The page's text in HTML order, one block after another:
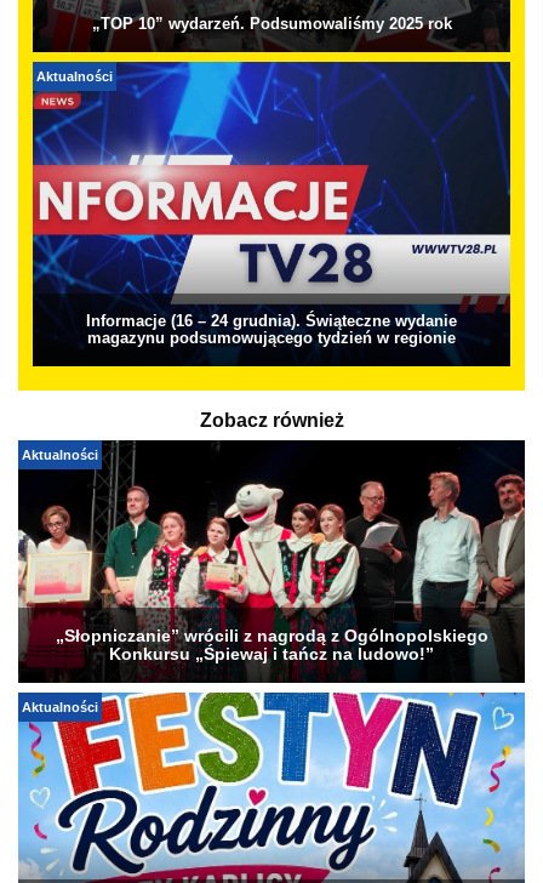
„TOP 10” wydarzeń. Podsumowaliśmy 2025 rok
Aktualności
Informacje (16 – 24 grudnia). Świąteczne wydanie
magazynu podsumowującego tydzień w regionie
Zobacz również
Aktualności
„Słopniczanie” wrócili z nagrodą z Ogólnopolskiego
Konkursu „Śpiewaj i tańcz na ludowo!”
Aktualności